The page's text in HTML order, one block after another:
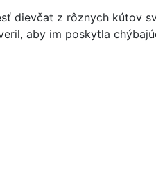
dievčat z rôznych kútov
aby im poskytla